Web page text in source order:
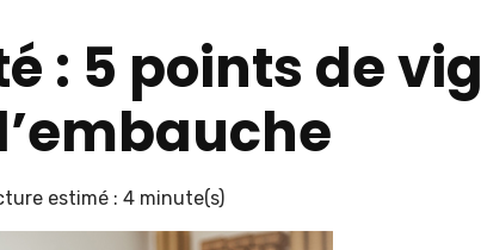
: 5 points de
estimé : 4 minute(s)